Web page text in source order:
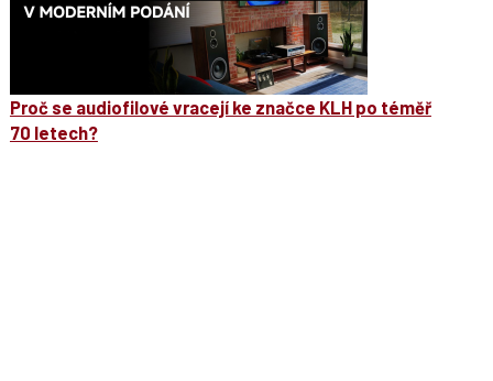
Proč se audiofilové vracejí ke značce KLH po téměř
70 letech?